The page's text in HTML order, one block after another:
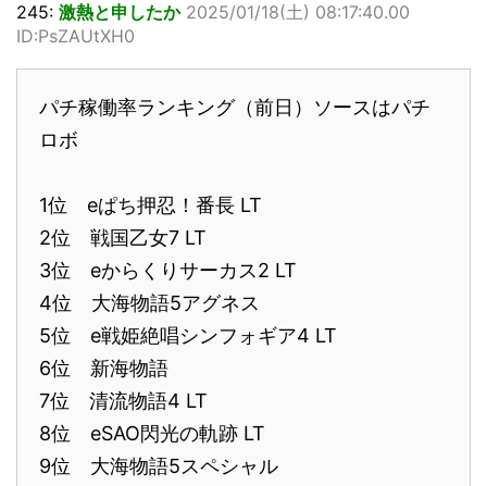
245: 激熱と申したか 2025/01/18(土) 08:17:40.00
ID:PsZAUtXH0
パチ稼働率ランキング（前日）ソースはパチ
ロボ
1位 eぱち押忍！番長 LT
2位 戦国乙女7 LT
3位 eからくりサーカス2 LT
4位 大海物語5アグネス
5位 e戦姫絶唱シンフォギア4 LT
6位 新海物語
7位 清流物語4 LT
8位 eSAO閃光の軌跡 LT
9位 大海物語5スペシャル